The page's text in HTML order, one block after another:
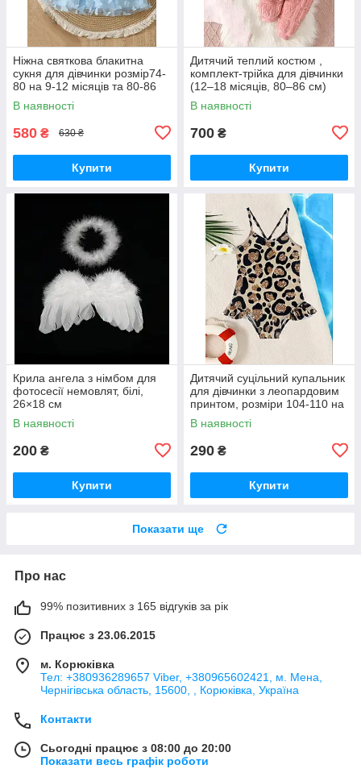
Ніжна святкова блакитна
сукня для дівчинки розмір74-
80 на 9-12 місяців та 80-86
на 12-18 місяців
В наявності
580 ₴ 630 ₴
Купити
Дитячий теплий костюм ,
комплект-трійка для дівчинки
(12–18 місяців, 80–86 см)
В наявності
700 ₴
Купити
Крила ангела з німбом для
фотосесії немовлят, білі,
26×18 см
В наявності
200 ₴
Купити
Дитячий суцільний купальник
для дівчинки з леопардовим
принтом, розміри 104-110 на
4-5років та 110-116 на 5-6
років
В наявності
290 ₴
Купити
Показати ще
Про нас
99% позитивних з 165 відгуків за рік
Працює з 23.06.2015
м. Корюківка
Тел: +380936289657 Viber, +380965602421, м. Мена,
Чернігівська область, 15600, , Корюківка, Україна
Контакти
Сьогодні працює з 08:00 до 20:00
Показати весь графік роботи